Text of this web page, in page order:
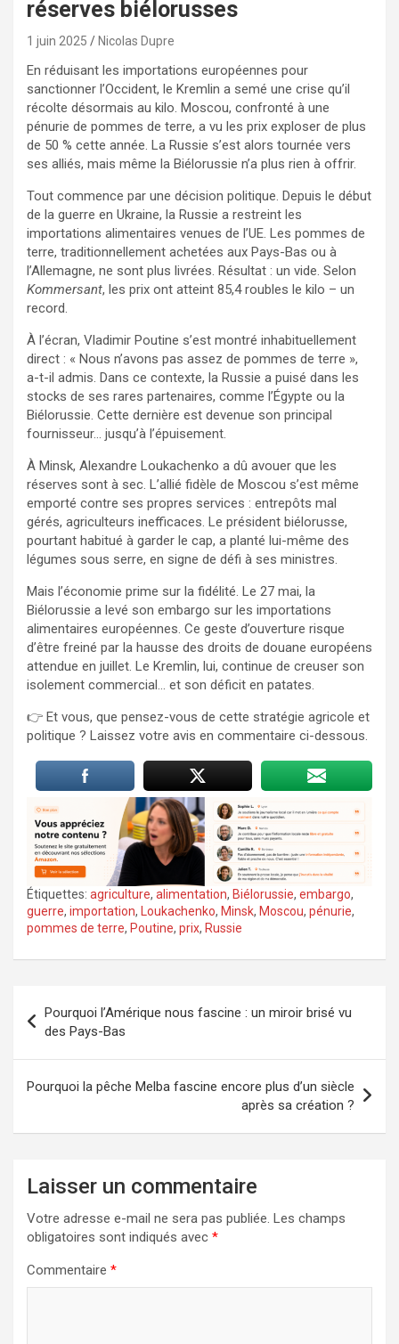
réserves biélorusses
1 juin 2025 Nicolas Dupre
En réduisant les importations européennes pour
sanctionner l’Occident, le Kremlin a semé une crise qu’il
récolte désormais au kilo. Moscou, confronté à une
pénurie de pommes de terre, a vu les prix exploser de plus
de 50 % cette année. La Russie s’est alors tournée vers
ses alliés, mais même la Biélorussie n’a plus rien à offrir.
Tout commence par une décision politique. Depuis le début
de la guerre en Ukraine, la Russie a restreint les
importations alimentaires venues de l’UE. Les pommes de
terre, traditionnellement achetées aux Pays-Bas ou à
l’Allemagne, ne sont plus livrées. Résultat : un vide. Selon
Kommersant, les prix ont atteint 85,4 roubles le kilo – un
record.
À l’écran, Vladimir Poutine s’est montré inhabituellement
direct : « Nous n’avons pas assez de pommes de terre »,
a-t-il admis. Dans ce contexte, la Russie a puisé dans les
stocks de ses rares partenaires, comme l’Égypte ou la
Biélorussie. Cette dernière est devenue son principal
fournisseur… jusqu’à l’épuisement.
À Minsk, Alexandre Loukachenko a dû avouer que les
réserves sont à sec. L’allié fidèle de Moscou s’est même
emporté contre ses propres services : entrepôts mal
gérés, agriculteurs inefficaces. Le président biélorusse,
pourtant habitué à garder le cap, a planté lui-même des
légumes sous serre, en signe de défi à ses ministres.
Mais l’économie prime sur la fidélité. Le 27 mai, la
Biélorussie a levé son embargo sur les importations
alimentaires européennes. Ce geste d’ouverture risque
d’être freiné par la hausse des droits de douane européens
attendue en juillet. Le Kremlin, lui, continue de creuser son
isolement commercial… et son déficit en patates.
👉 Et vous, que pensez-vous de cette stratégie agricole et
politique ? Laissez votre avis en commentaire ci-dessous.
Étiquettes: agriculture, alimentation, Biélorussie, embargo,
guerre, importation, Loukachenko, Minsk, Moscou, pénurie,
pommes de terre, Poutine, prix, Russie
de
l’article
Pourquoi l’Amérique nous fascine : un miroir brisé vu
des Pays-Bas
Pourquoi la pêche Melba fascine encore plus d’un siècle
après sa création ?
Laisser un commentaire
Votre adresse e-mail ne sera pas publiée. Les champs
obligatoires sont indiqués avec *
Commentaire *